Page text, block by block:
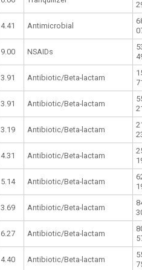
4.41 Antimicrobial
9.00 NSAIDs
3.91 Antibiotic/Beta-lactam
3.91 Antibiotic/Beta-lactam
3.19 Antibiotic/Beta-lactam
4.31 Antibiotic/Beta-lactam
5.14 Antibiotic/Beta-lactam
3.69 Antibiotic/Beta-lactam
6.27 Antibiotic/Beta-lactam
4.40 Antibiotic/Beta-lactam